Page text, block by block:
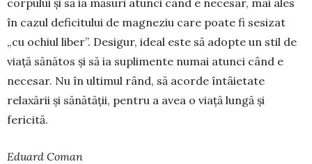
corpului și să ia măsuri atunci când e necesar, mai ales
în cazul deficitului de magneziu care poate fi sesizat
„cu ochiul liber”. Desigur, ideal este să adopte un stil de
viață sănătos și să ia suplimente numai atunci când e
necesar. Nu în ultimul rând, să acor­de întâietate
relaxării și sănătății, pentru a avea o viață lungă și
fericită.
Eduard Coman